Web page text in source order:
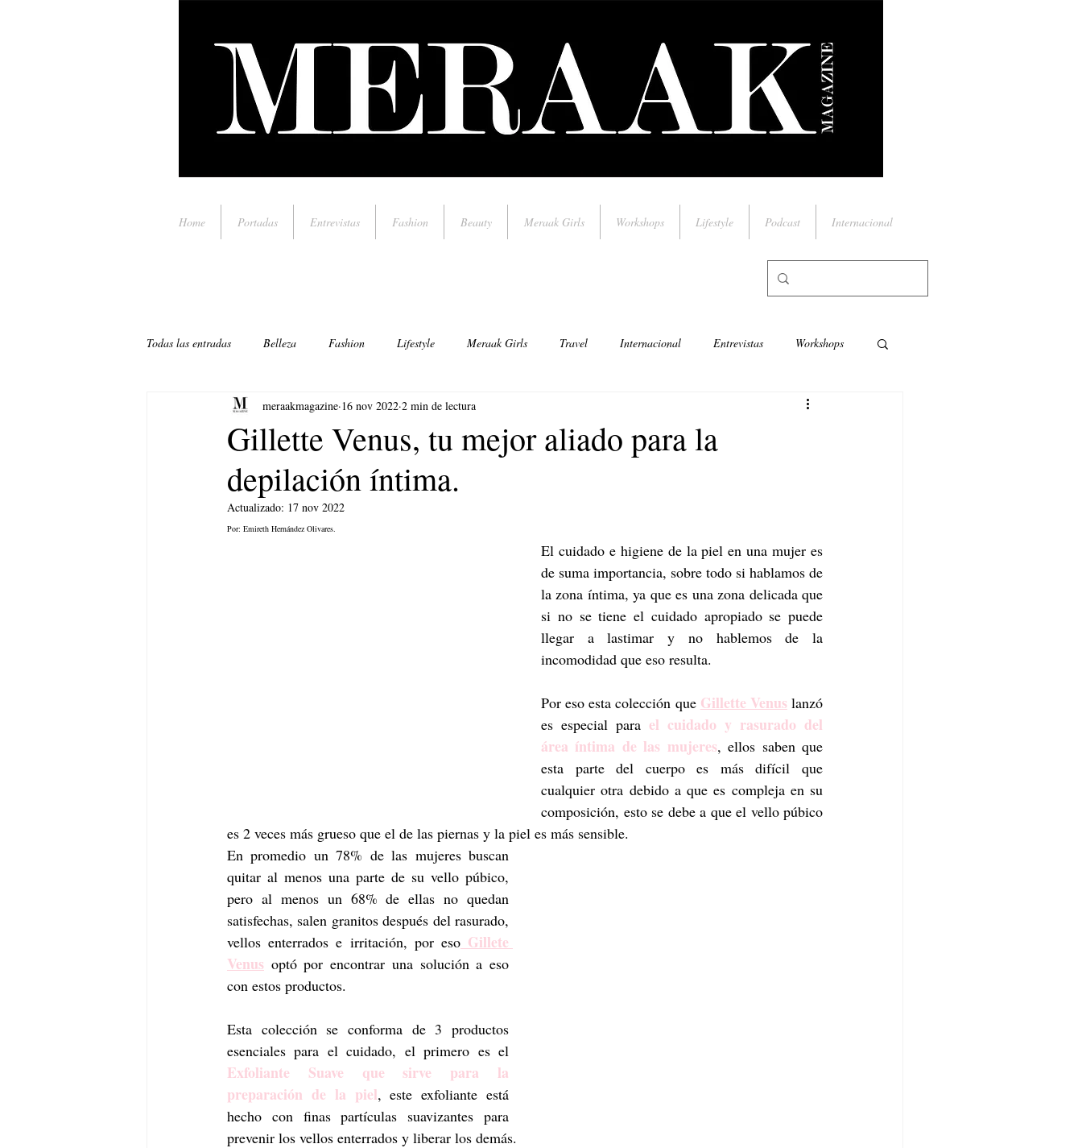
Home Portadas Entrevistas Fashion Beauty Meraak Girls Workshops Lifestyle Podcast Internacional
Todas las entradas Belleza Fashion Lifestyle Meraak Girls Travel Internacional Entrevistas Workshops
Música. Arte
Gillette Venus, tu mejor aliado para la
depilación íntima.
meraakmagazine 16 nov 2022 2 min de lectura
Actualizado: 17 nov 2022
Por: Emireth Hernández Olivares.
El cuidado e higiene de la piel en una mujer es
de suma importancia, sobre todo si hablamos de
la zona íntima, ya que es una zona delicada que
si no se tiene el cuidado apropiado se puede
llegar a lastimar y no hablemos de la
incomodidad que eso resulta.
Por eso esta colección que Gillette Venus lanzó
es especial para el cuidado y rasurado del
área íntima de las mujeres, ellos saben que
esta parte del cuerpo es más difícil que
cualquier otra debido a que es compleja en su
composición, esto se debe a que el vello púbico
es 2 veces más grueso que el de las piernas y la piel es más sensible.
En promedio un 78% de las mujeres buscan
quitar al menos una parte de su vello púbico,
pero al menos un 68% de ellas no quedan
satisfechas, salen granitos después del rasurado,
vellos enterrados e irritación, por eso Gillete
Venus optó por encontrar una solución a eso
con estos productos.
Esta colección se conforma de 3 productos
Exfoliante Suave que sirve para la
preparación de la piel, este exfoliante está
hecho con finas partículas suavizantes para
prevenir los vellos enterrados y liberar los demás.